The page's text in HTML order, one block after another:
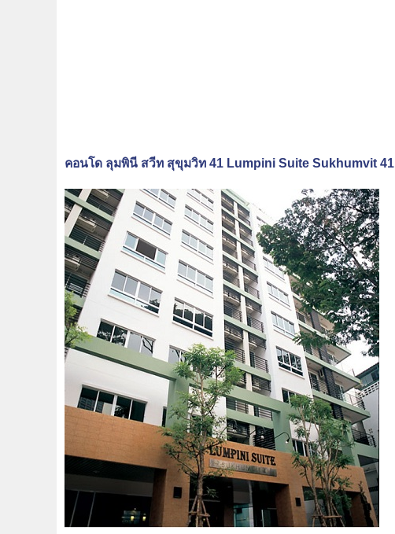
คอนโด ลุมพินี สวีท สุขุมวิท 41 Lumpini Suite Sukhumvit 41